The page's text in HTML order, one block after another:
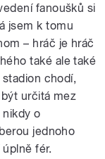
fanoušků si
jsem k tomu
– hráč je hráč
také ale také
chodí,
určitá mez
o
jednoho
fér.